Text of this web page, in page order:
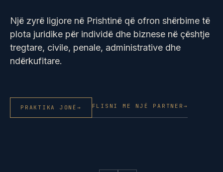
Një zyrë ligjore në Prishtinë që ofron shërbime të
plota juridike për individë dhe biznese në çështje
tregtare, civile, penale, administrative dhe
ndërkufitare.
PRAKTIKA JONË → FLISNI ME NJË PARTNER →